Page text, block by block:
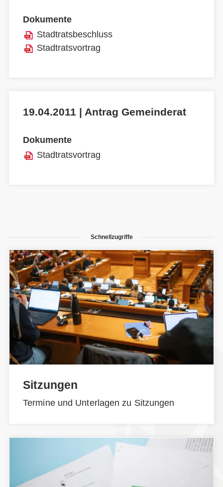
Dokumente
Stadtratsbeschluss
Stadtratsvortrag
19.04.2011 | Antrag Gemeinderat
Dokumente
Stadtratsvortrag
Schnellzugriffe
Sitzungen
Termine und Unterlagen zu Sitzungen